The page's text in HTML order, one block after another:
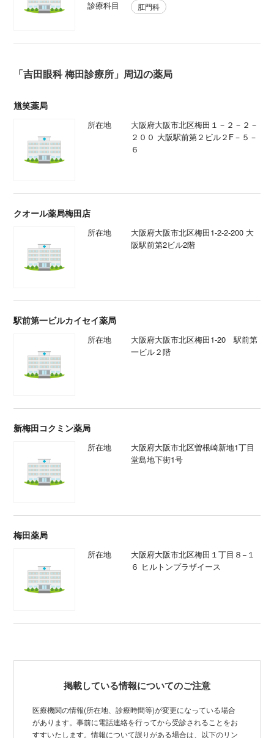
診療科目
肛門科
「吉田眼科 梅田診療所」周辺の薬局
馗笑薬局
所在地
大阪府大阪市北区梅田１－２－２－
２００ 大阪駅前第２ビル２F－５－
６
クオール薬局梅田店
所在地
大阪府大阪市北区梅田1-2-2-200 大
阪駅前第2ビル2階
駅前第一ビルカイセイ薬局
所在地
大阪府大阪市北区梅田1-20 駅前第
一ビル２階
新梅田コクミン薬局
所在地
大阪府大阪市北区曽根崎新地1丁目
堂島地下街1号
梅田薬局
所在地
大阪府大阪市北区梅田１丁目８−１
６ ヒルトンプラザイース
掲載している情報についてのご注意
医療機関の情報(所在地、診療時間等)が変更になっている場合
があります。事前に電話連絡を行ってから受診されることをお
すすいたします。情報について誤りがある場合は、以下のリン